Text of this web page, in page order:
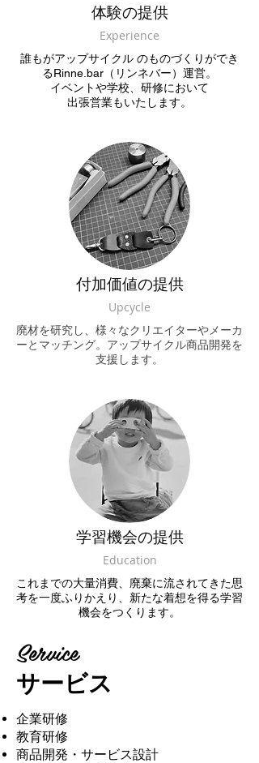
体験の提供
Experience
誰もがアップサイクル のものづくりができ
るRinne.bar（リンネバー）運営。
イベントや学校、研修において
出張営業もいたします。
付加価値の提供
Upcycle
廃材を研究し、様々なクリエイターやメーカ
ーとマッチング。アップサイクル商品開発を
支援します。
学習機会の提供
Education
これまでの大量消費、廃棄に流されてきた思
考を一度ふりかえり、新たな着想を得る学習
機会をつくります。
Service
サービス
企業研修
教育研修
商品開発・サービス設計